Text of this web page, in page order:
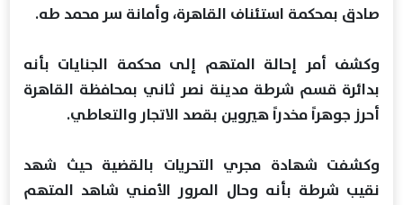
صادق بمحكمة استئناف القاهرة، وأمانة سر محمد طه.
وكشف أمر إحالة المتهم إلى محكمة الجنايات بأنه
بدائرة قسم شرطة مدينة نصر ثاني بمحافظة القاهرة
أحرز جوهراً مخدراً هيروين بقصد الاتجار والتعاطي.
وكشفت شهادة مجري التحريات بالقضية حيث شهد
نقيب شرطة بأنه وحال المرور الأمني شاهد المتهم